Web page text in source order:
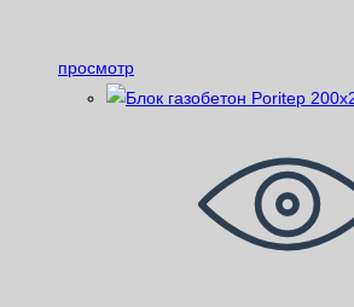
просмотр